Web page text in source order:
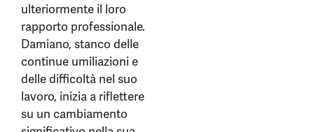
ulteriormente il loro
rapporto professionale.
Damiano, stanco delle
continue umiliazioni e
delle difficoltà nel suo
lavoro, inizia a riflettere
su un cambiamento